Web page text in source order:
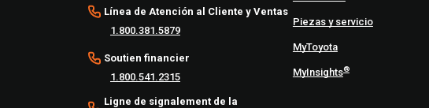
Línea de Atención al Cliente y Ventas
1.800.381.5879
Soutien financier
1.800.541.2315
Ligne de signalement de la
Piezas y servicio
MyToyota
MyInsights®